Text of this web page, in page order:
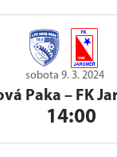
sobota 9. 3. 2024
Paka – FK
14:00